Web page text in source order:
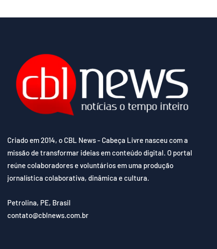
Criado em 2014, o CBL News - Cabeça Livre nasceu com a
missão de transformar ideias em conteúdo digital. O portal
reúne colaboradores e voluntários em uma produção
jornalística colaborativa, dinâmica e cultura.
Petrolina, PE, Brasil
contato@cblnews.com.br